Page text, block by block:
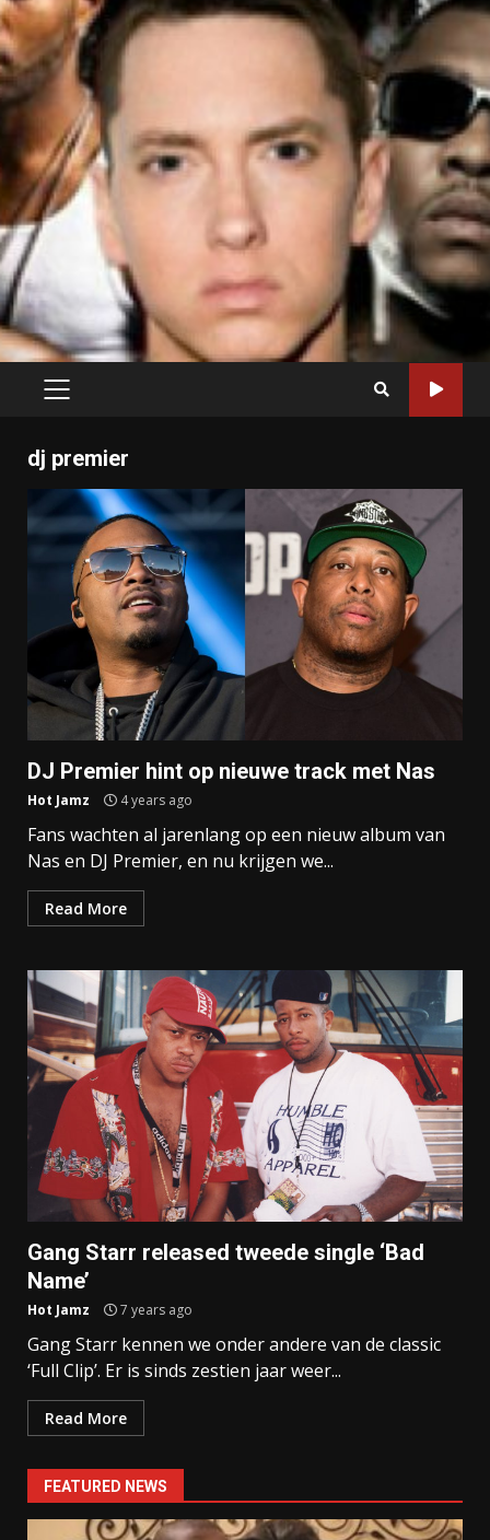
PRIMARY
dj premier
DJ Premier hint op nieuwe track met Nas
Hot Jamz 4 years ago
Fans wachten al jarenlang op een nieuw album van
Nas en DJ Premier, en nu krijgen we...
Read More
Gang Starr released tweede single ‘Bad
Name’
Hot Jamz 7 years ago
Gang Starr kennen we onder andere van de classic
‘Full Clip’. Er is sinds zestien jaar weer...
Read More
FEATURED NEWS